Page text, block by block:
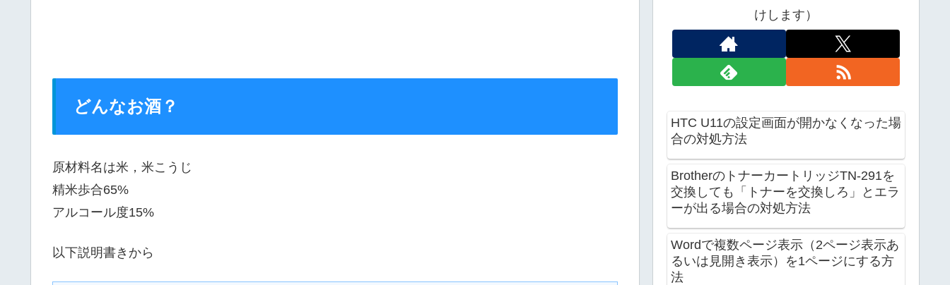
どんなお酒？
原材料名は米，米こうじ
精米歩合65%
アルコール度15%
以下説明書きから
けします）
HTC U11の設定画面が開かなくなった場
合の対処方法
BrotherのトナーカートリッジTN-291を
交換しても「トナーを交換しろ」とエラ
ーが出る場合の対処方法
Wordで複数ページ表示（2ページ表示あ
るいは見開き表示）を1ページにする方
法